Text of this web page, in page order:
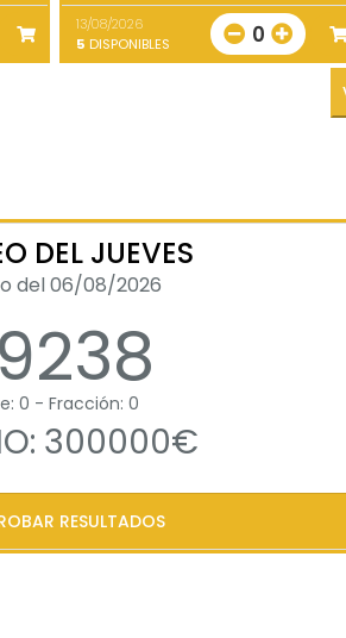
13/08/2026
5 DISPONIBLES 0
DEL JUEVES
del 06/08/2026
0 - Fracción: 0
300000€
RESULTADOS